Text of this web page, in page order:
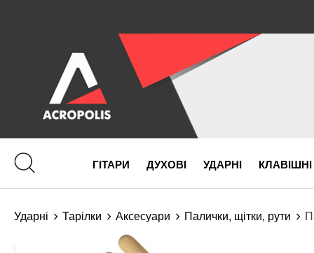
ГІТАРИ ДУХОВІ УДАРНІ КЛАВІШНІ
Ударні Тарілки Аксесуари Палички, щітки, рути